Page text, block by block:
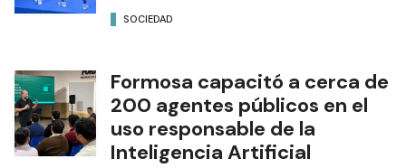
SOCIEDAD
Formosa capacitó a cerca de
200 agentes públicos en el
uso responsable de la
Inteligencia Artificial